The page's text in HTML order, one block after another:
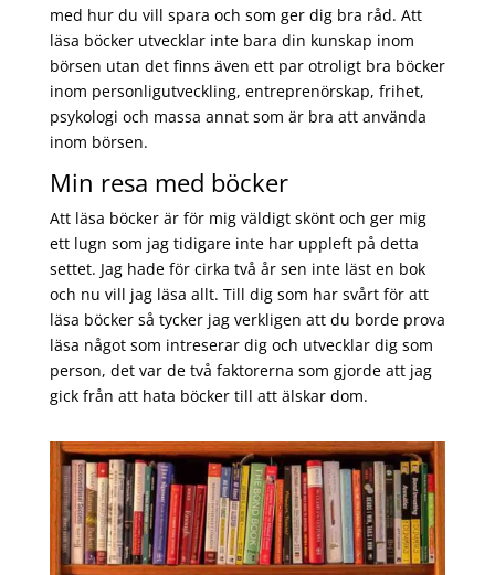
med hur du vill spara och som ger dig bra råd. Att
läsa böcker utvecklar inte bara din kunskap inom
börsen utan det finns även ett par otroligt bra böcker
inom personligutveckling, entreprenörskap, frihet,
psykologi och massa annat som är bra att använda
inom börsen.
Min resa med böcker
Att läsa böcker är för mig väldigt skönt och ger mig
ett lugn som jag tidigare inte har uppleft på detta
settet. Jag hade för cirka två år sen inte läst en bok
och nu vill jag läsa allt. Till dig som har svårt för att
läsa böcker så tycker jag verkligen att du borde prova
läsa något som intreserar dig och utvecklar dig som
person, det var de två faktorerna som gjorde att jag
gick från att hata böcker till att älskar dom.